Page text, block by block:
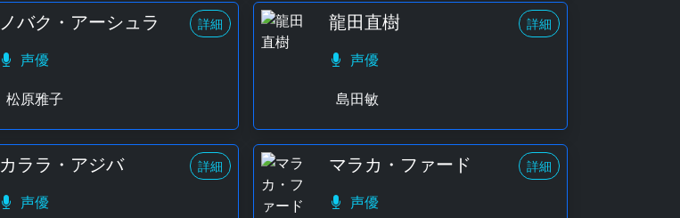
ノバク・アーシュラ 詳細
声優
松原雅子
龍田直樹 詳細
声優
島田敏
カララ・アジバ 詳細
声優
マラカ・ファード 詳細
声優